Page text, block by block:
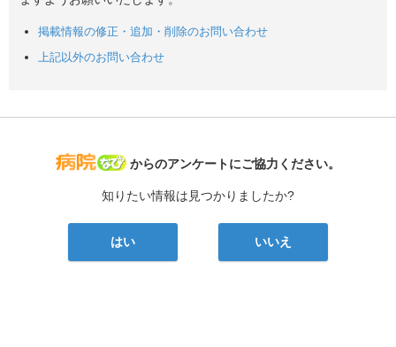
掲載情報の修正・追加・削除のお問い合わせ
上記以外のお問い合わせ
病院なび
からのアンケートにご協力ください。
知りたい情報は見つかりましたか?
はい いいえ